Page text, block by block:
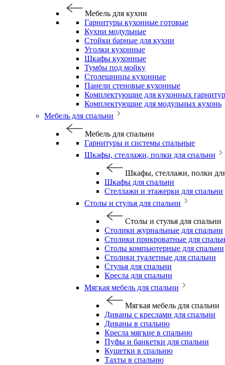
Мебель для кухни
Гарнитуры кухонные готовые
Кухни модульные
Стойки барные для кухни
Уголки кухонные
Шкафы кухонные
Тумбы под мойку
Столешницы кухонные
Панели стеновые кухонные
Комплектующие для кухонных
Комплектующие для модульных кухонь
Мебель для спальни
Мебель для спальни
Гарнитуры и системы спальные
Шкафы, стеллажи, полки для спальни
Шкафы, стеллажи, полки
Шкафы для спальни
Стеллажи и этажерки для спальни
Столы и стулья для спальни
Столы и стулья для спальни
Столики журнальные для спальни
Столики прикроватные для
Столы компьютерные для спальни
Столики туалетные для спальни
Стулья для спальни
Кресла для спальни
Мягкая мебель для спальни
Мягкая мебель для спальни
Диваны с креслами для спальни
Диваны в спальню
Кресла мягкие в спальню
Пуфы и банкетки для спальни
Кушетки в спальню
Тахты в спальню